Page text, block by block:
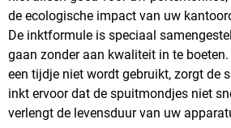
de ecologische impact van uw
De inktformule is speciaal
gaan zonder aan kwaliteit in te
een tijdje niet wordt gebruikt, zorgt de
inkt ervoor dat de spuitmondjes niet
verlengt de levensduur van uw